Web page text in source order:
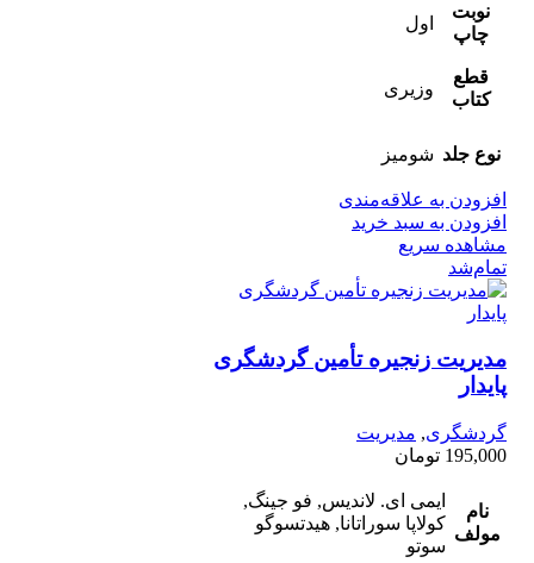
نوبت
چاپ
اول
قطع
کتاب
وزیری
نوع جلد شومیز
افزودن به علاقه‌مندی
افزودن به سبد خرید
مشاهده سریع
تمام‌شد
مدیریت زنجیره تأمین گردشگری
پایدار
گردشگری, مدیریت
195,000 تومان
نام
مولف
ایمی ای. لاندیس, فو جينگ,
كولاپا سوراتانا, هيدتسوگو
سوتو